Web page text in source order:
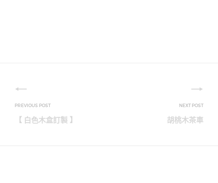
文
章 【 白色木盒訂製 】 胡桃木茶車